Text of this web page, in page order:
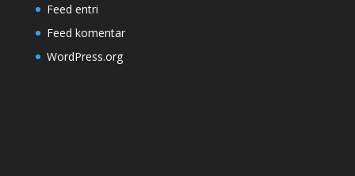
Feed entri
Feed komentar
WordPress.org